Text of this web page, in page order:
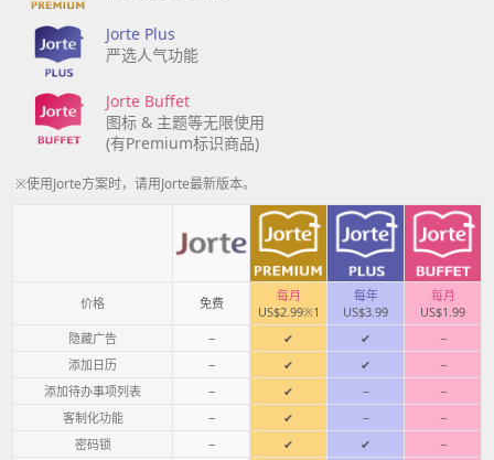
Jorte Plus
严选人气功能
Jorte Buffet
图标 & 主题等无限使用
(有Premium标识商品)
※使用Jorte方案时，请用Jorte最新版本。
价格 免费
每月
US$2.99※1
每年
US$3.99
每月
US$1.99
隐藏广告
− ✔ ✔
−
添加日历
− ✔ ✔
−
添加待办事项列表
− ✔ −
−
客制化功能
− ✔ −
−
密码锁
− ✔ ✔
−